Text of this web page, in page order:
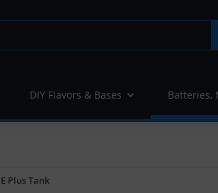
DIY Flavors & Bases Batteries,
Plus Tank